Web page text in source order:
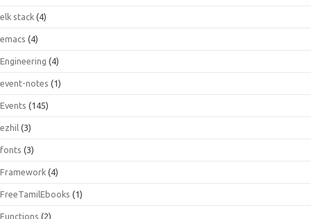
elk stack (4)
emacs (4)
Engineering (4)
event-notes (1)
Events (145)
ezhil (3)
fonts (3)
Framework (4)
FreeTamilEbooks (1)
Functions (2)